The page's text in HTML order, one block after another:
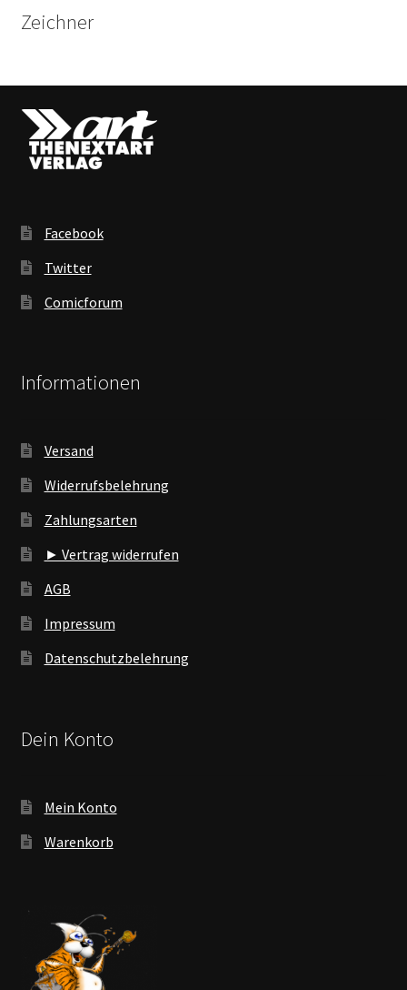
Zeichner
Facebook
Twitter
Comicforum
Informationen
Versand
Widerrufsbelehrung
Zahlungsarten
► Vertrag widerrufen
AGB
Impressum
Datenschutzbelehrung
Dein Konto
Mein Konto
Warenkorb